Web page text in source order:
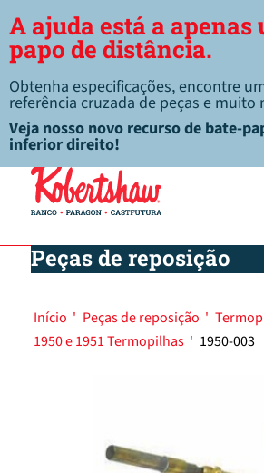
A ajuda está a apenas
papo de distância.
Obtenha especificações, encontre
referência cruzada de peças e muito
Veja nosso novo recurso de bate-
inferior direito!
Peças de reposição
Início ' Peças de reposição '
1950 e 1951 Termopilhas ' 1950-003